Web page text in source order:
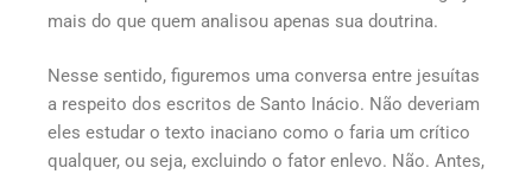
mais do que quem analisou apenas sua doutrina.
Nesse sentido, figuremos uma conversa entre jesuítas
a respeito dos escritos de Santo Inácio. Não deveriam
eles estudar o texto inaciano como o faria um crítico
qualquer, ou seja, excluindo o fator enlevo. Não. Antes,